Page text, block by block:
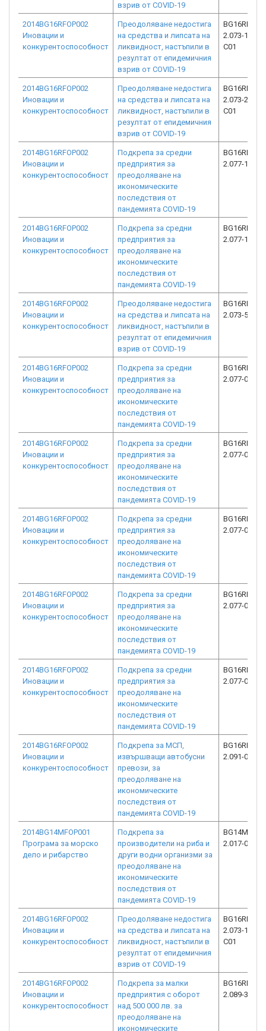
взрив от COVID-19
2014BG16RFOP002
Иновации и
конкурентоспособност
Преодоляване недостига
на средства и липсата на
ликвидност, настъпили в
резултат от епидемичния
взрив от COVID-19
2.073-
C01
2014BG16RFOP002
Иновации и
конкурентоспособност
Преодоляване недостига
на средства и липсата на
ликвидност, настъпили в
резултат от епидемичния
взрив от COVID-19
2.073-
C01
2014BG16RFOP002
Иновации и
конкурентоспособност
Подкрепа за средни
предприятия за
преодоляване на
икономическите
последствия от
пандемията COVID-19
2.077-1375-
2014BG16RFOP002
Иновации и
конкурентоспособност
Подкрепа за средни
предприятия за
преодоляване на
икономическите
последствия от
пандемията COVID-19
2.077-1474-
2014BG16RFOP002
Иновации и
конкурентоспособност
Преодоляване недостига
на средства и липсата на
ликвидност, настъпили в
резултат от епидемичния
взрив от COVID-19
2.073-5035-
2014BG16RFOP002
Иновации и
конкурентоспособност
Подкрепа за средни
предприятия за
преодоляване на
икономическите
последствия от
пандемията COVID-19
2.077-0193-
2014BG16RFOP002
Иновации и
конкурентоспособност
Подкрепа за средни
предприятия за
преодоляване на
икономическите
последствия от
пандемията COVID-19
2.077-0255-
2014BG16RFOP002
Иновации и
конкурентоспособност
Подкрепа за средни
предприятия за
преодоляване на
икономическите
последствия от
пандемията COVID-19
2.077-0720-
2014BG16RFOP002
Иновации и
конкурентоспособност
Подкрепа за средни
предприятия за
преодоляване на
икономическите
последствия от
пандемията COVID-19
2.077-0395-
2014BG16RFOP002
Иновации и
конкурентоспособност
Подкрепа за средни
предприятия за
преодоляване на
икономическите
последствия от
пандемията COVID-19
2.077-0790-
2014BG16RFOP002
Иновации и
конкурентоспособност
Подкрепа за МСП,
извършващи автобусни
превози, за
преодоляване на
икономическите
последствия от
пандемията COVID-19
2.091-0357-
2014BG14MFOP001
Програма за морско
дело и рибарство
Подкрепа за
производители на риба и
други водни организми за
преодоляване на
икономическите
последствия от
пандемията COVID-19
2.017-0026-
2014BG16RFOP002
Иновации и
конкурентоспособност
Преодоляване недостига
на средства и липсата на
ликвидност, настъпили в
резултат от епидемичния
взрив от COVID-19
2.073-
C01
2014BG16RFOP002
Иновации и
конкурентоспособност
Подкрепа за малки
предприятия с оборот
над 500 000 лв. за
преодоляване на
икономическите
2.089-3403-